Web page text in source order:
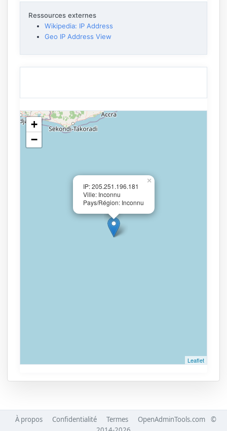
Ressources externes
Wikipedia: IP Address
Geo IP Address View
IP: 205.251.196.181
Ville: Inconnu
Pays/Région: Inconnu
×
+
−
Leaflet
À propos Confidentialité Termes OpenAdminTools.com
©